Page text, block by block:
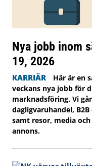
Nya jobb inom
19, 2026
KARRIÄR
Här är en
veckans nya jobb för
marknadsföring. Vi
dagligvaruhandel,
samt resor, media
annons.